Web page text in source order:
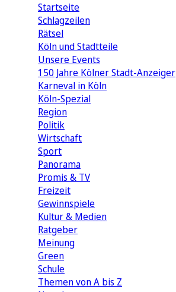
Startseite
Schlagzeilen
Rätsel
Köln und Stadtteile
Unsere Events
150 Jahre Kölner Stadt-Anzeiger
Karneval in Köln
Köln-Spezial
Region
Politik
Wirtschaft
Sport
Panorama
Promis & TV
Freizeit
Gewinnspiele
Kultur & Medien
Ratgeber
Meinung
Green
Schule
Themen von A bis Z